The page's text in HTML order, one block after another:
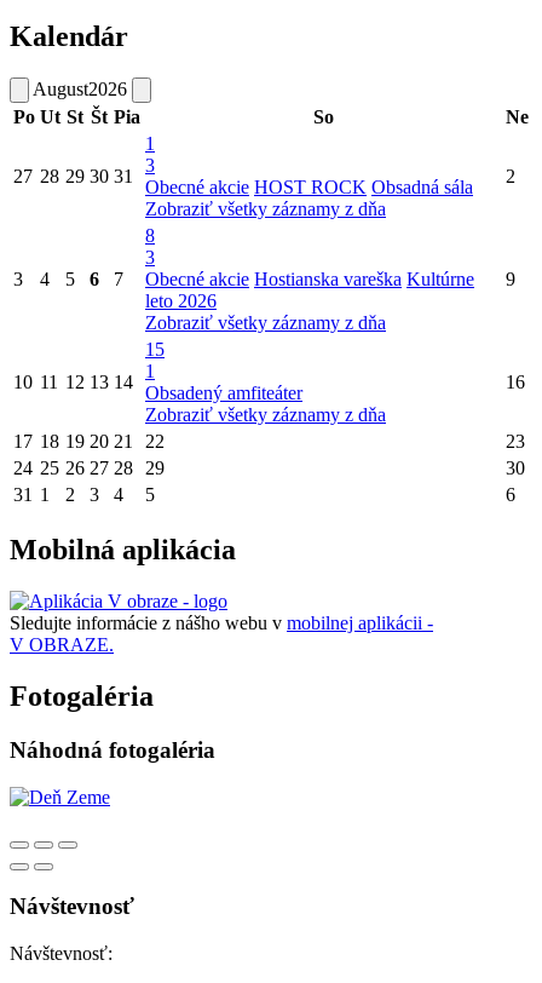
Kalendár
August2026
Po Ut St Št Pia So Ne
27 28 29 30 31
1
3
Obecné akcie HOST ROCK Obsadná sála
Zobraziť všetky záznamy z dňa
2
3 4 5 6 7
8
3
Obecné akcie Hostianska vareška Kultúrne
leto 2026
Zobraziť všetky záznamy z dňa
9
10 11 12 13 14
15
1
Obsadený amfiteáter
Zobraziť všetky záznamy z dňa
16
17 18 19 20 21 22
23
24 25 26 27 28 29
30
31 1 2 3 4 5 6
Mobilná aplikácia
Sledujte informácie z nášho webu v mobilnej aplikácii -
V OBRAZE.
Fotogaléria
Náhodná fotogaléria
Návštevnosť
Návštevnosť: